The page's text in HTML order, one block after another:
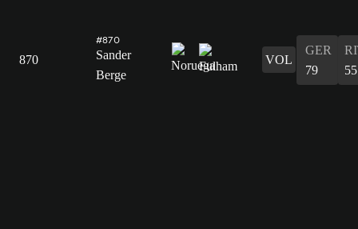
870
#870
Sander
Berge
VOL
GER
79
55